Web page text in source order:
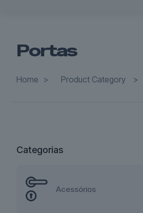
Portas
Home > Product Category >
Categorias
Acessórios